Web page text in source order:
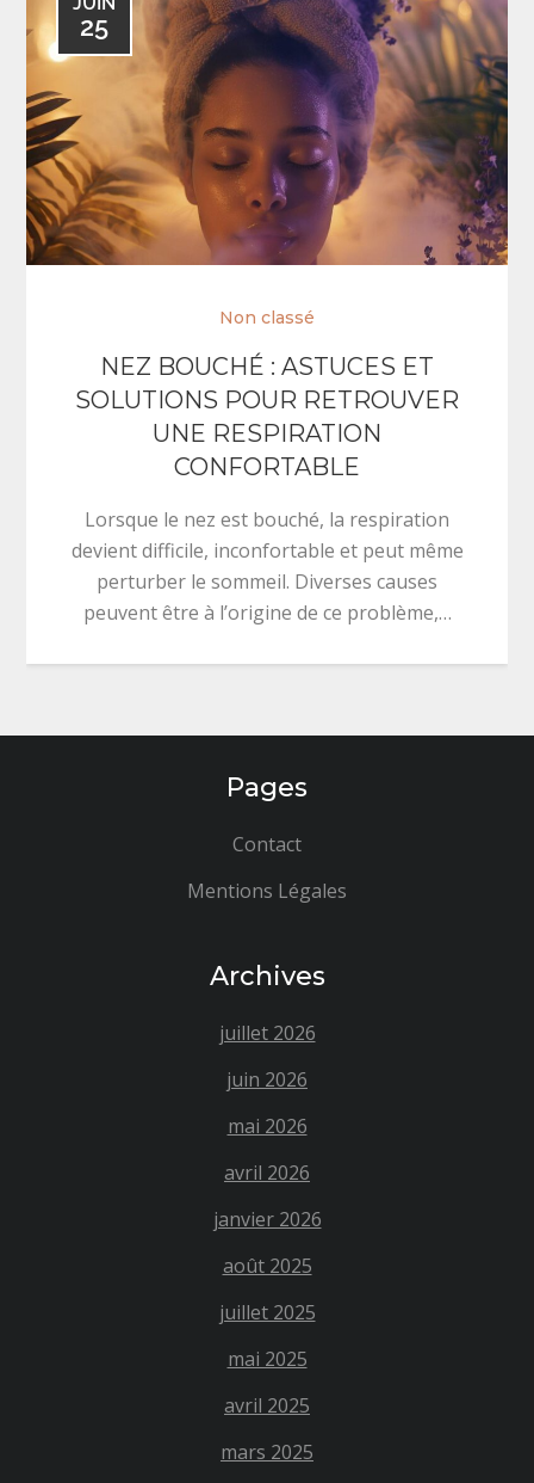
25
Non classé
NEZ BOUCHÉ : ASTUCES ET
SOLUTIONS POUR RETROUVER
UNE RESPIRATION
CONFORTABLE
Lorsque le nez est bouché, la respiration
devient difficile, inconfortable et peut même
perturber le sommeil. Diverses causes
peuvent être à l’origine de ce problème,…
Pages
Contact
Mentions Légales
Archives
juillet 2026
juin 2026
mai 2026
avril 2026
janvier 2026
août 2025
juillet 2025
mai 2025
avril 2025
mars 2025